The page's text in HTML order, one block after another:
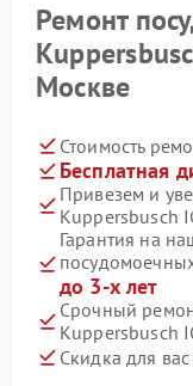
Ремонт
Москве
Стоимость
Бесплатная
Привезем и
Kuppersbusch
Гарантия на
до 3-х лет
Срочный
Kuppersbusch
Скидка для